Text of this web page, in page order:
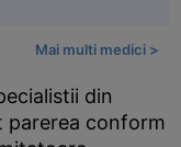
Mai multi medici >
din
parerea conform